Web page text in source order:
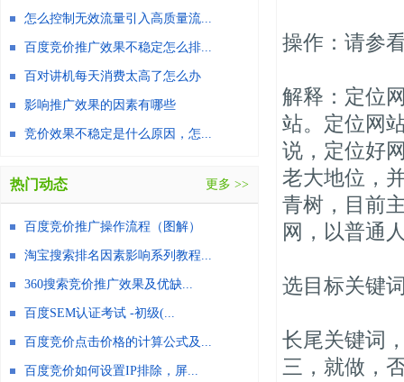
操作：请参
解释：定位
站。定位网
说，定位好
老大地位，
青树，目前
网，以普通
选目标关键
长尾关键词
三，就做，
怎么控制无效流量引入高质量流...
百度竞价推广效果不稳定怎么排...
百对讲机每天消费太高了怎么办
影响推广效果的因素有哪些
竞价效果不稳定是什么原因，怎...
热门动态 更多 >>
百度竞价推广操作流程（图解）
淘宝搜索排名因素影响系列教程...
360搜索竞价推广效果及优缺...
百度SEM认证考试 -初级(...
百度竞价点击价格的计算公式及...
百度竞价如何设置IP排除，屏...